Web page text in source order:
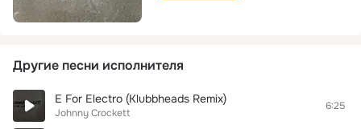
Другие песни исполнителя
E For Electro (Klubbheads Remix)
Johnny Crockett
6:25